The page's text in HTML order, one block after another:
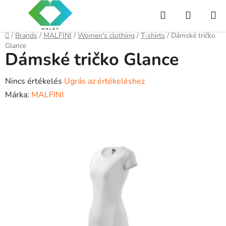
tartalomhoz
KeresésKOSÁR
Kezdőlap
/ Brands / MALFINI / Women's clothing / T-shirts / Dámské tričko
Glance
Dámské tričko Glance
A
termék
Nincs értékelés Ugrás az értékeléshez
Márka: MALFINI